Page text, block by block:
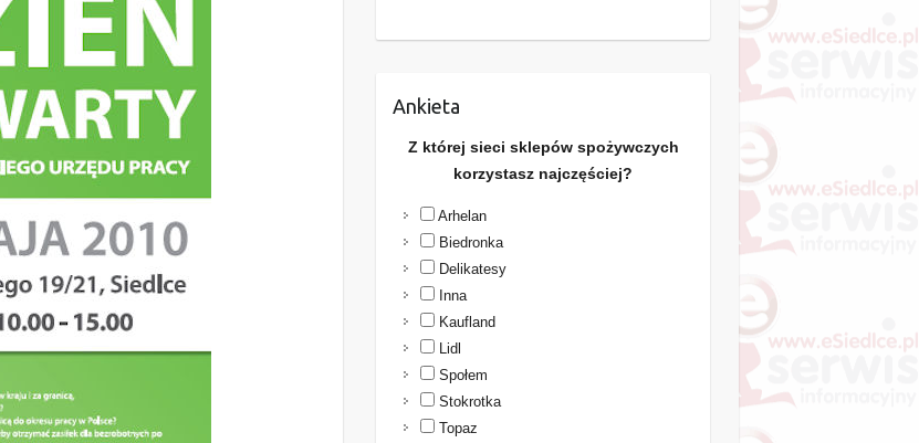
Ankieta
Z której sieci sklepów spożywczych
korzystasz najczęściej?
Arhelan
Biedronka
Delikatesy
Inna
Kaufland
Lidl
Społem
Stokrotka
Topaz